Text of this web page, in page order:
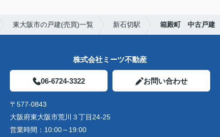
東大阪市の戸建(売買)一覧 新石切駅 箱殿町 中古戸建
株式会社ミーツ不動産
06-6724-3322 お問い合わせ
〒577-0843
大阪府東大阪市荒川３丁目24-25
営業時間： 10:00～19:00